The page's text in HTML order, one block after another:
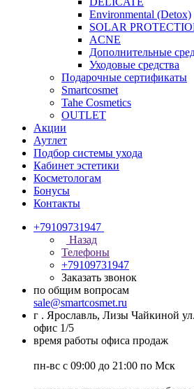
Environmental (Detox)
SOLAR
АCNE
Дополнительные
Уходовые средства
Подарочные сертификаты
Smartcosmet
Tahe Cosmetics
OUTLET
Акции
Аутлет
Подбор системы ухода
Кабинет эстетики
Косметологам
Бонусы
Контакты
+79109731947
Назад
Телефоны
+79109731947
Заказать звонок
по общим вопросам
sale@smartcosmet.ru
г . Ярославль, Лизы Чайкиной
офис 1/5
время работы офиса продаж
пн-вс с 09:00 до 21:00 по Мск